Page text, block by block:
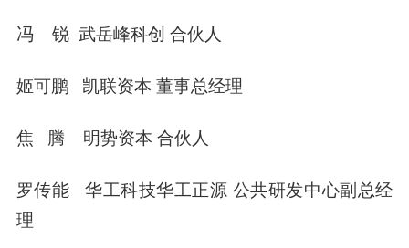
冯 锐 武岳峰科创 合伙人
姬可鹏凯联资本 董事总经理
焦 腾 明势资本 合伙人
罗传能 华工科技华工正源 公共研发中心副总经
理